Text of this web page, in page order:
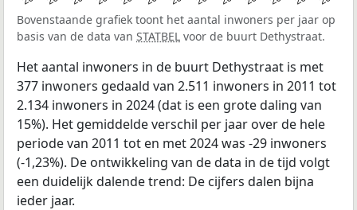
Bovenstaande grafiek toont het aantal inwoners per jaar op
basis van de data van STATBEL voor de buurt Dethystraat.
Het aantal inwoners in de buurt Dethystraat is met
377 inwoners gedaald van 2.511 inwoners in 2011 tot
2.134 inwoners in 2024 (dat is een grote daling van
15%). Het gemiddelde verschil per jaar over de hele
periode van 2011 tot en met 2024 was -29 inwoners
(-1,23%). De ontwikkeling van de data in de tijd volgt
een duidelijk dalende trend: De cijfers dalen bijna
ieder jaar.